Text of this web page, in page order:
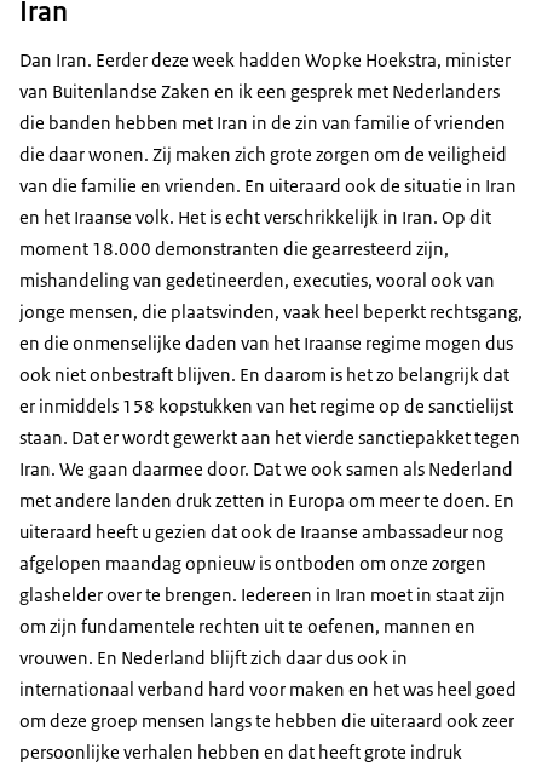
Iran
Dan Iran. Eerder deze week hadden Wopke Hoekstra, minister
van Buitenlandse Zaken en ik een gesprek met Nederlanders
die banden hebben met Iran in de zin van familie of vrienden
die daar wonen. Zij maken zich grote zorgen om de veiligheid
van die familie en vrienden. En uiteraard ook de situatie in Iran
en het Iraanse volk. Het is echt verschrikkelijk in Iran. Op dit
moment 18.000 demonstranten die gearresteerd zijn,
mishandeling van gedetineerden, executies, vooral ook van
jonge mensen, die plaatsvinden, vaak heel beperkt rechtsgang,
en die onmenselijke daden van het Iraanse regime mogen dus
ook niet onbestraft blijven. En daarom is het zo belangrijk dat
er inmiddels 158 kopstukken van het regime op de sanctielijst
staan. Dat er wordt gewerkt aan het vierde sanctiepakket tegen
Iran. We gaan daarmee door. Dat we ook samen als Nederland
met andere landen druk zetten in Europa om meer te doen. En
uiteraard heeft u gezien dat ook de Iraanse ambassadeur nog
afgelopen maandag opnieuw is ontboden om onze zorgen
glashelder over te brengen. Iedereen in Iran moet in staat zijn
om zijn fundamentele rechten uit te oefenen, mannen en
vrouwen. En Nederland blijft zich daar dus ook in
internationaal verband hard voor maken en het was heel goed
om deze groep mensen langs te hebben die uiteraard ook zeer
persoonlijke verhalen hebben en dat heeft grote indruk